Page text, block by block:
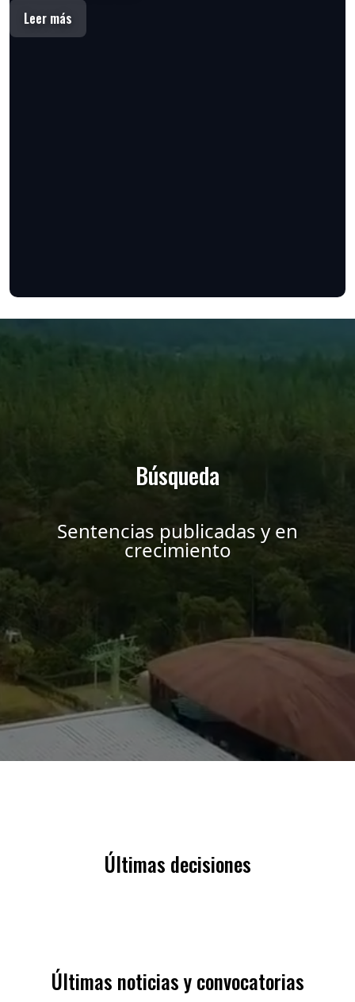
Leer más
Búsqueda
Sentencias publicadas y en
crecimiento
Últimas decisiones
Últimas noticias y convocatorias